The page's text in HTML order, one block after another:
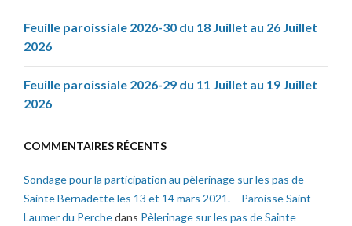
Feuille paroissiale 2026-30 du 18 Juillet au 26 Juillet
2026
Feuille paroissiale 2026-29 du 11 Juillet au 19 Juillet
2026
COMMENTAIRES RÉCENTS
Sondage pour la participation au pèlerinage sur les pas de
Sainte Bernadette les 13 et 14 mars 2021. – Paroisse Saint
Laumer du Perchedans Pèlerinage sur les pas de Sainte